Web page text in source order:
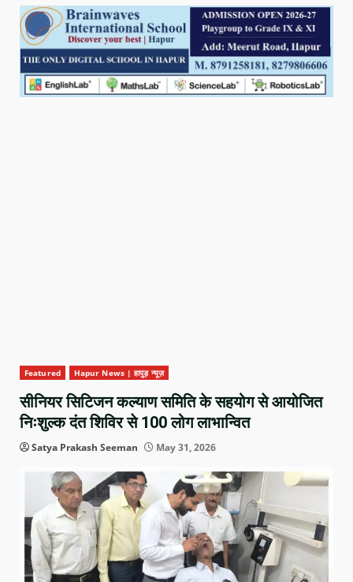
Featured Hapur News | हापुड़ न्यूज़
सीनियर सिटिजन कल्याण समिति के सहयोग से आयोजित
निःशुल्क दंत शिविर से 100 लोग लाभान्वित
Satya Prakash Seeman May 31, 2026